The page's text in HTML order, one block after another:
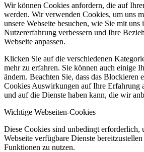
Wir können Cookies anfordern, die auf
werden. Wir verwenden Cookies, um uns
unsere Webseite besuchen, wie Sie mit uns
Nutzererfahrung verbessern und Ihre
Webseite anpassen.
Klicken Sie auf die verschiedenen
mehr zu erfahren. Sie können auch einige
ändern. Beachten Sie, dass das Blockieren
Cookies Auswirkungen auf Ihre Erfahrung
und auf die Dienste haben kann, die wir
Wichtige Webseiten-Cookies
Diese Cookies sind unbedingt erforderlich,
Webseite verfügbare Dienste
Funktionen zu nutzen.